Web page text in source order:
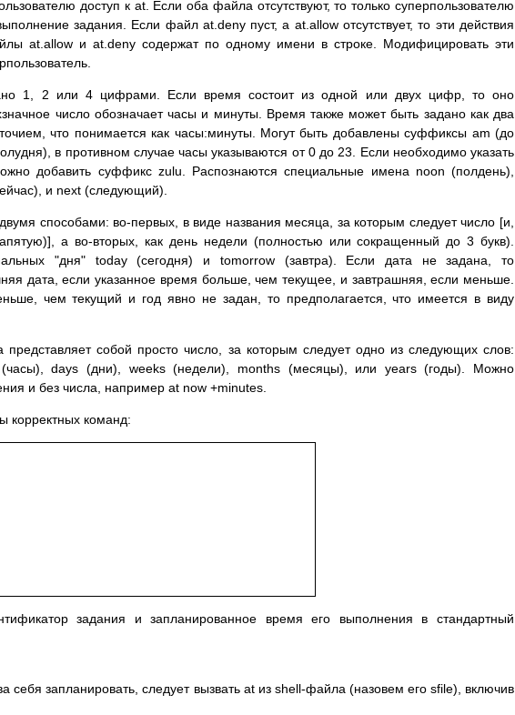
доступ к at. Если оба файла отсутствуют, то только суперпользователю
задания. Если файл at.deny пуст, а at.allow отсутствует, то эти действия
at.allow и at.deny содержат по одному имени в строке. Модифицировать эти
1, 2 или 4 цифрами. Если время состоит из одной или двух цифр, то оно
число обозначает часы и минуты. Время также может быть задано как два
что понимается как часы:минуты. Могут быть добавлены суффиксы am (до
в противном случае часы указываются от 0 до 23. Если необходимо указать
добавить суффикс zulu. Распознаются специальные имена noon (полдень),
и next (следующий).
способами: во-первых, в виде названия месяца, за которым следует число [и,
а во-вторых, как день недели (полностью или сокращенный до 3 букв).
"дня" today (сегодня) и tomorrow (завтра). Если дата не задана, то
дата, если указанное время больше, чем текущее, и завтрашняя, если меньше.
чем текущий и год явно не задан, то предполагается, что имеется в виду
представляет собой просто число, за которым следует одно из следующих слов:
days (дни), weeks (недели), months (месяцы), или years (годы). Можно
и без числа, например at now +minutes.
корректных команд:
задания и запланированное время его выполнения в стандартный
себя запланировать, следует вызвать at из shell-файла (назовем его sfile), включив